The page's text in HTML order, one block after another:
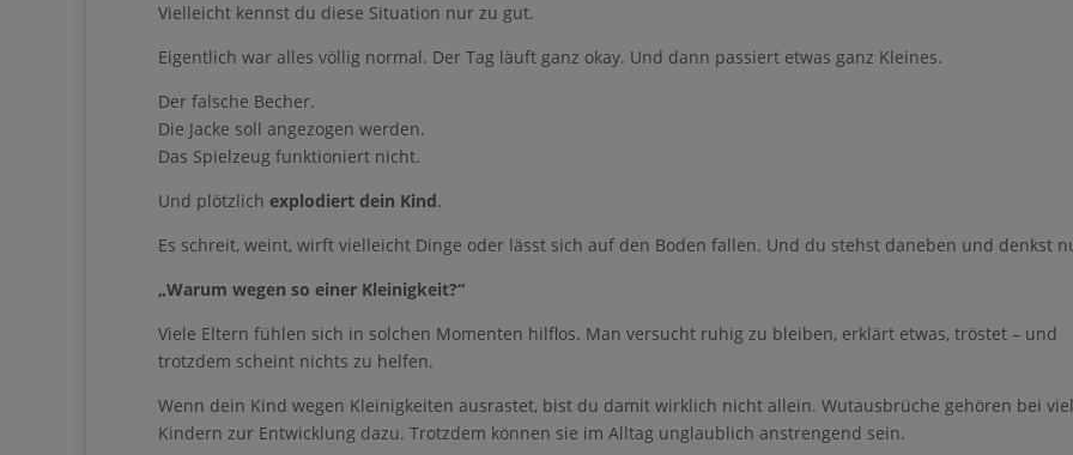
Eigentlich war alles völlig normal. Der Tag läuft ganz okay. Und dann passiert etwas ganz Kleines.
Der falsche Becher.
Die Jacke soll angezogen werden.
Das Spielzeug funktioniert nicht.
Und plötzlich explodiert dein Kind
Es schreit, weint, wirft vielleicht Dinge oder lässt sich auf den Boden fallen. Und du stehst daneben und denkst
„Warum wegen so einer Kleinigkeit?“
Viele Eltern fühlen sich in solchen Momenten hilflos. Man versucht ruhig zu bleiben, erklärt etwas, tröstet – und
trotzdem scheint nichts zu helfen.
Wenn dein Kind wegen Kleinigkeiten ausrastet, bist du damit wirklich nicht allein. Wutausbrüche gehören bei
Kindern zur Entwicklung dazu. Trotzdem können sie im Alltag unglaublich anstrengend sein.
Ihre Anmeldung konnte nicht gespeichert werden. Bitte versuchen Sie es
erneut.